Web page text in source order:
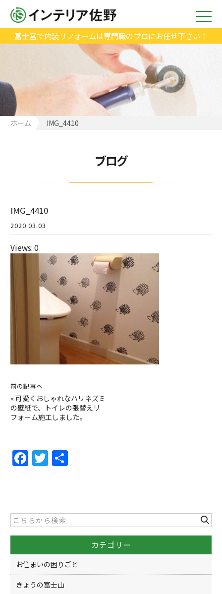
富士宮で内装リフォームは専門職のプロにお任せ下さい！
ホーム IMG_4410
ブログ
IMG_4410
2020.03.03
Views: 0
前の記事へ
« 可愛くおしゃれなハリネズミ
の壁紙で、トイレの張替えリ
フォーム施工しました。
F
a
e
b
o
o
k
T
w
er
カテゴリー
お住まいの困りごと
きょうの富士山